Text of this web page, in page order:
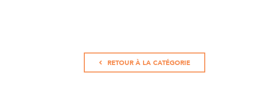
RETOUR À LA CATÉGORIE